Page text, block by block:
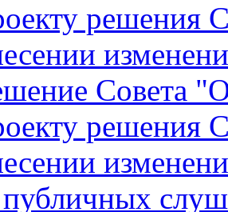
решения
Совета
решения